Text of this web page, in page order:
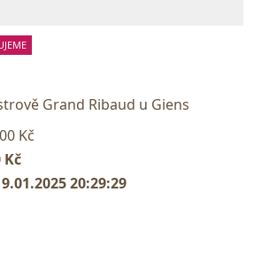
Grand Ribaud u Giens
Kč
Kč
20:29:29